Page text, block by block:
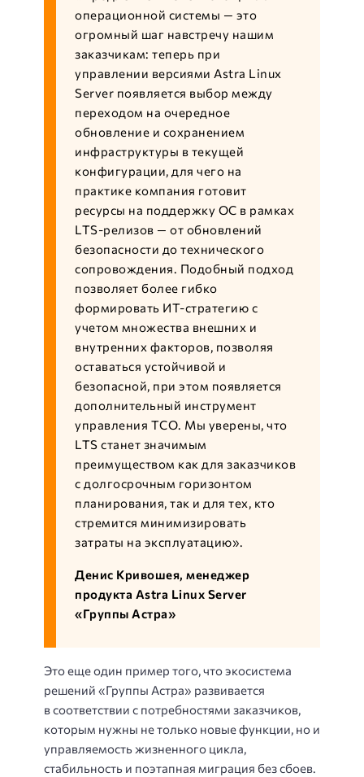
операционной системы — это
огромный шаг навстречу нашим
заказчикам: теперь при
управлении версиями Astra Linux
Server появляется выбор между
переходом на очередное
обновление и сохранением
инфраструктуры в текущей
конфигурации, для чего на
практике компания готовит
ресурсы на поддержку ОС в рамках
LTS-релизов — от обновлений
безопасности до технического
сопровождения. Подобный подход
позволяет более гибко
формировать ИТ-стратегию с
учетом множества внешних и
внутренних факторов, позволяя
оставаться устойчивой и
безопасной, при этом появляется
дополнительный инструмент
управления ТСО. Мы уверены, что
LTS станет значимым
преимуществом как для заказчиков
с долгосрочным горизонтом
планирования, так и для тех, кто
стремится минимизировать
затраты на эксплуатацию».
Денис Кривошея, менеджер
продукта Astra Linux Server
«Группы Астра»
Это еще один пример того, что экосистема
решений «Группы Астра» развивается
в соответствии с потребностями заказчиков,
которым нужны не только новые функции, но и
управляемость жизненного цикла,
стабильность и поэтапная миграция без сбоев.